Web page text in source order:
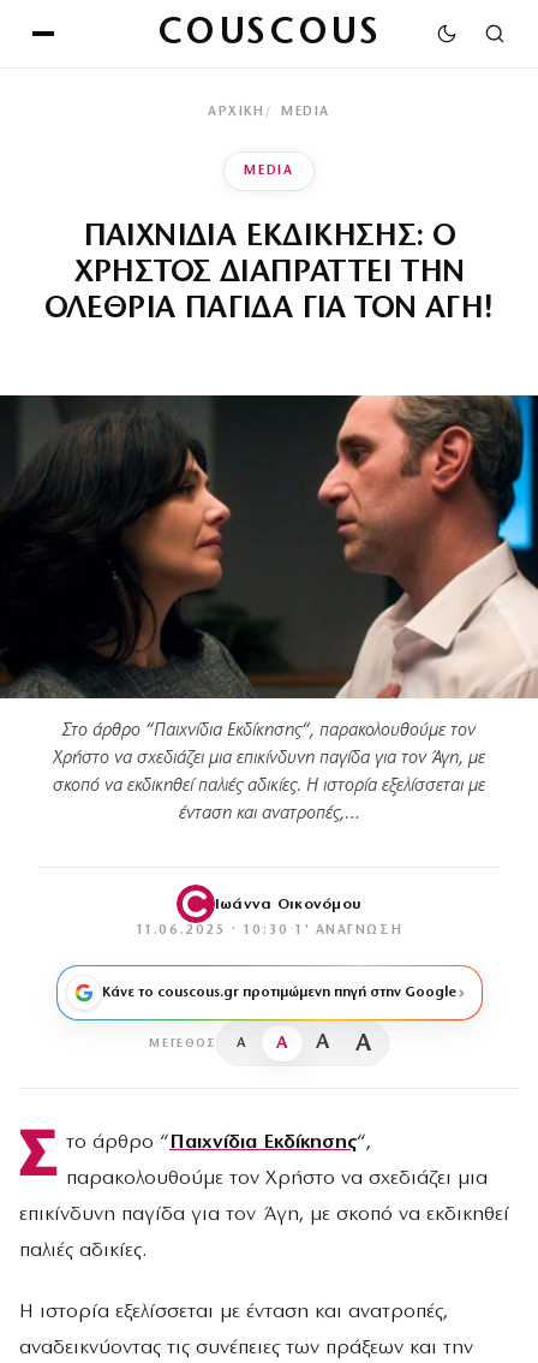
COUSCOUS
ΑΡΧΙΚΉ MEDIA
MEDIA
ΠΑΙΧΝΙΔΙΑ ΕΚΔΙΚΗΣΗΣ: Ο
ΧΡΗΣΤΟΣ ΔΙΑΠΡΑΤΤΕΙ ΤΗΝ
ΟΛΕΘΡΙΑ ΠΑΓΙΔΑ ΓΙΑ ΤΟΝ ΑΓΗ!
Στο άρθρο “Παιχνίδια Εκδίκησης“, παρακολουθούμε τον
Χρήστο να σχεδιάζει μια επικίνδυνη παγίδα για τον Άγη, με
σκοπό να εκδικηθεί παλιές αδικίες. Η ιστορία εξελίσσεται με
ένταση και ανατροπές,…
Ιωάννα Οικονόμου
11.06.2025 · 10:30 · 1′ ΑΝΆΓΝΩΣΗ
Κάνε το couscous.gr προτιμώμενη πηγή στην Google
ΜΈΓΕΘΟΣ A A A A
Σ το άρθρο “ Παιχνίδια Εκδίκησης“,
παρακολουθούμε τον Χρήστο να σχεδιάζει μια
επικίνδυνη παγίδα για τον Άγη, με σκοπό να εκδικηθεί
παλιές αδικίες.
Η ιστορία εξελίσσεται με ένταση και ανατροπές,
αναδεικνύοντας τις συνέπειες των πράξεων και την